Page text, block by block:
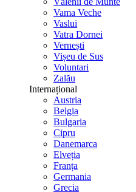
Vama Veche
Vaslui
Vatra Dornei
Vernești
Vișeu de Sus
Voluntari
Zalău
Internațional
Austria
Belgia
Bulgaria
Cipru
Danemarca
Elveția
Franța
Germania
Grecia